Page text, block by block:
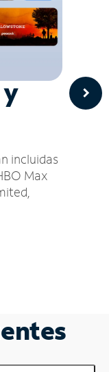
incluidas
Max